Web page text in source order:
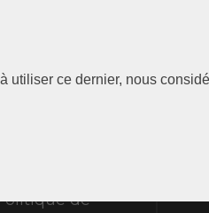
utiliser ce dernier, nous
de